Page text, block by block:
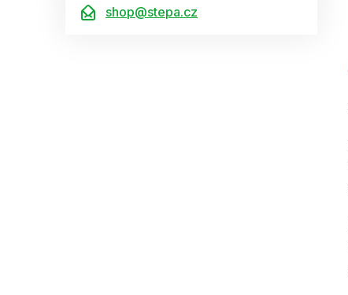
shop@stepa.cz